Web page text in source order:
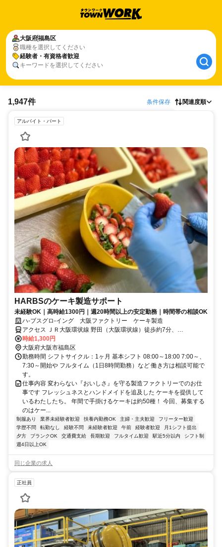
大阪府福島区
職種を選択してください
経験者・有資格者歓迎
キーワードを選択してください
1,947件 条件保存 関連度順
アルバイト・パート
HARBSのケーキ製造サポート
未経験OK｜高時給1300円｜週20時間以上の安定勤務｜時間帯の相談OK
ハ-ブスグロ-イング 大阪ファクトリー ケーキ製造
アクセス ＪＲ大阪環状線 野田（大阪環状線）徒歩約7分、
OsakaMetro千日前線 玉川（大阪府）4番口徒歩約8分
時給1,300円
大阪府大阪市福島区
勤務時間 シフトサイクル：1ヶ月 基本シフト 08:00～18:00 7:00～、
7:30～開始や フルタイム（1日8時間勤務）など 働き方は相談可能で
す。
仕事内容 変わらない『おいしさ』を守る製造ファクトリーでのお仕
事です フレッシュネスとハンドメイドを追及した ケーキを提供して
いるわたしたち。 年間で手掛けるケーキは約50種！ 今回、募集する
のはケー...
制服あり 業界未経験者歓迎 扶養内勤務OK 主婦・主夫歓迎
フリーター歓迎
学歴不問
転勤なし 経験不問 未経験者歓迎 午前 経験者歓迎
月1シフト提出
夕方
ブランクOK 交通費支給 長期歓迎 フルタイム歓迎 駅近5分以内
シフト制
週4日以上OK
同じ企業の求人
正社員